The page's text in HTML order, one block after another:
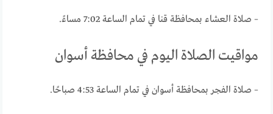
– صلاة العشاء بمحافظة قنا في تمام الساعة 7:02 مساءً.
مواقيت الصلاة اليوم في محافظة أسوان
– صلاة الفجر بمحافظة أسوان في تمام الساعة 4:53 صباحًا.